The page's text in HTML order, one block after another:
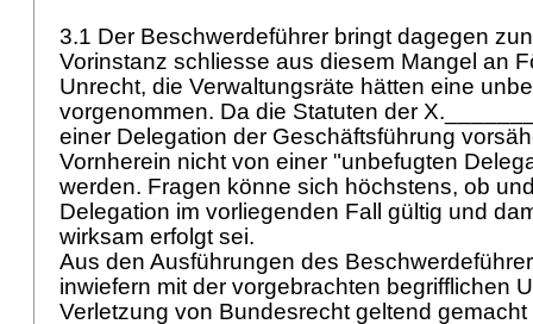
3.1 Der Beschwerdeführer bringt dagegen
Vorinstanz schliesse aus diesem Mangel an
Unrecht, die Verwaltungsräte hätten eine
vorgenommen. Da die Statuten der
einer Delegation der Geschäftsführung
Vornherein nicht von einer "unbefugten
werden. Fragen könne sich höchstens, ob
Delegation im vorliegenden Fall gültig und
wirksam erfolgt sei.
Aus den Ausführungen des
inwiefern mit der vorgebrachten begrifflichen
Verletzung von Bundesrecht geltend gemacht